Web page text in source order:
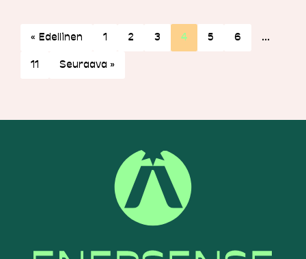
« Edellinen 1 2 3 4 5 6 …
11 Seuraava »